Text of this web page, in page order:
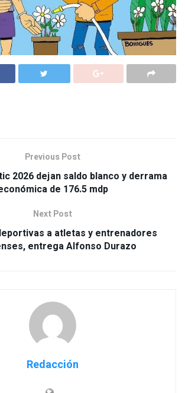
Previous Post
2026 dejan saldo blanco y derrama
de 176.5 mdp
Next Post
a atletas y entrenadores
entrega Alfonso Durazo
Redacción